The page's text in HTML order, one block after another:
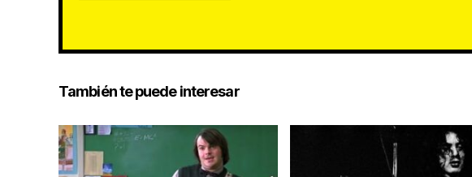
También te puede interesar